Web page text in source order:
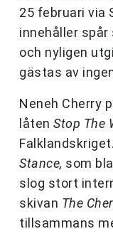
25 februari via
innehåller spår
och nyligen
gästas av
Neneh Cherry
låten Stop The
Stance, som
slog stort
skivan The
tillsammans